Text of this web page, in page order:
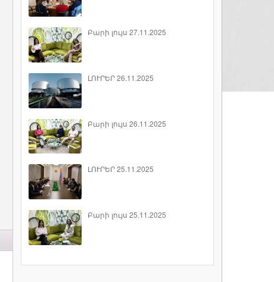
Բարի լույս 27.11.2025
ԼՈՒՐԵՐ 26.11.2025
Բարի լույս 26.11.2025
ԼՈՒՐԵՐ 25.11.2025
Բարի լույս 25.11.2025